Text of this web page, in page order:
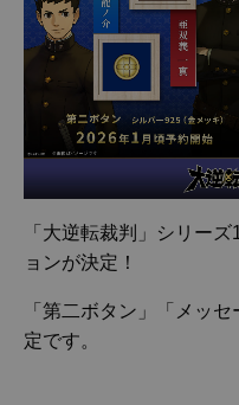
「大逆転裁判」シリー
ョンが決定！
「第二ボタン」「メッ
定です。